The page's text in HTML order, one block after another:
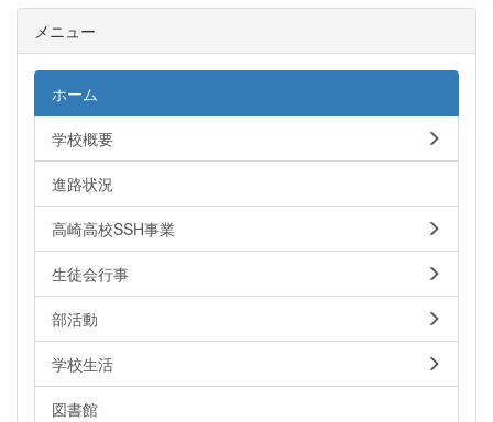
メニュー
ホーム
学校概要
進路状況
高崎高校SSH事業
生徒会行事
部活動
学校生活
図書館